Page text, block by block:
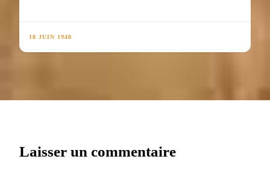
18 JUIN 1940
Laisser un commentaire